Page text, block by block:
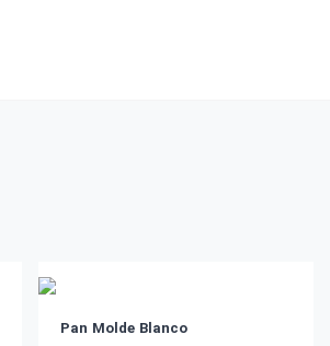
Pan Molde Blanco